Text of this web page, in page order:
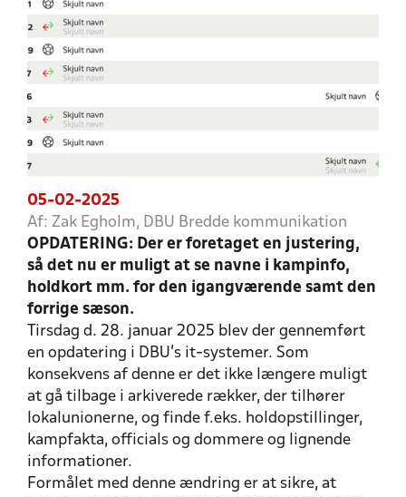
05-02-2025
Af: Zak Egholm, DBU Bredde kommunikation
OPDATERING: Der er foretaget en justering,
så det nu er muligt at se navne i kampinfo,
holdkort mm. for den igangværende samt den
forrige sæson.
Tirsdag d. 28. januar 2025 blev der gennemført
en opdatering i DBU’s it-systemer. Som
konsekvens af denne er det ikke længere muligt
at gå tilbage i arkiverede rækker, der tilhører
lokalunionerne, og finde f.eks. holdopstillinger,
kampfakta, officials og dommere og lignende
informationer.
Formålet med denne ændring er at sikre, at